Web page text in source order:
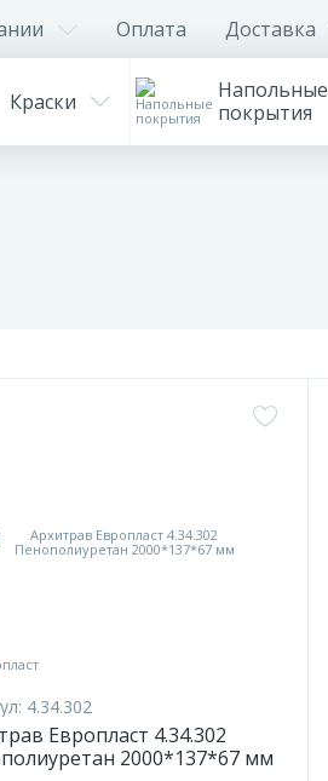
Оплата Доставка
Краски
Напольные
покрытия
4.34.302
Европласт 4.34.302
2000*137*67 мм